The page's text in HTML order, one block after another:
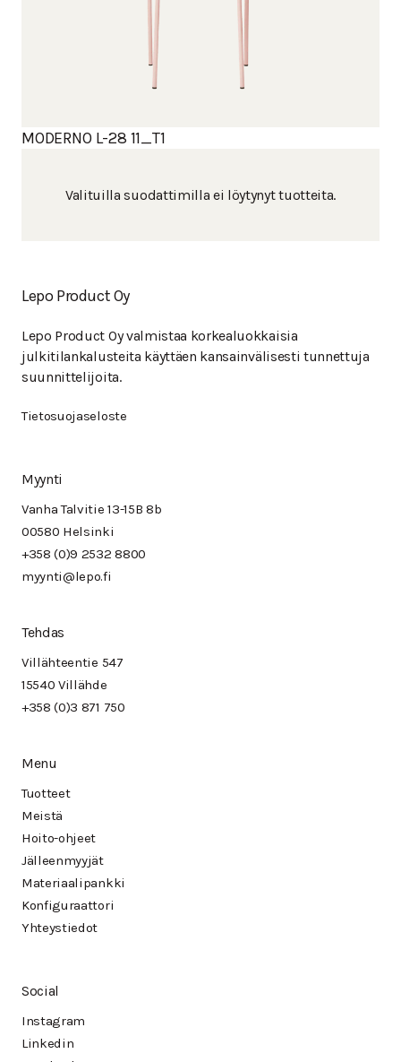
MODERNO L-28 11_T1
Valituilla suodattimilla ei löytynyt tuotteita.
Lepo Product Oy
Lepo Product Oy valmistaa korkealuokkaisia
julkitilankalusteita käyttäen kansainvälisesti tunnettuja
suunnittelijoita.
Tietosuojaseloste
Myynti
Vanha Talvitie 13-15B 8b
00580 Helsinki
+358 (0)9 2532 8800
myynti@lepo.fi
Tehdas
Villähteentie 547
15540 Villähde
+358 (0)3 871 750
Menu
Tuotteet
Meistä
Hoito-ohjeet
Jälleenmyyjät
Materiaalipankki
Konfiguraattori
Yhteystiedot
Social
Instagram
Linkedin